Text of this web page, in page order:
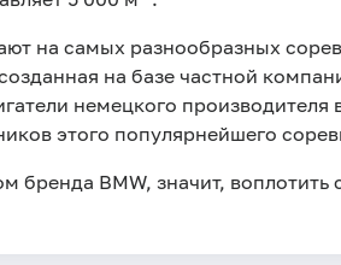
на самых разнообразных
на базе частной
немецкого производителя
этого популярнейшего
бренда BMW, значит, воплотить